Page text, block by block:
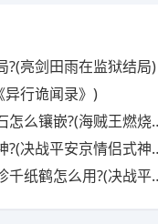
?(亮剑田雨在监狱结局)
异行诡闻录》)
?(海贼王燃烧意志宝石镶嵌攻略)
平安京情侣式神怎么获得)
么用?(决战平安京匣中珍宝活动)